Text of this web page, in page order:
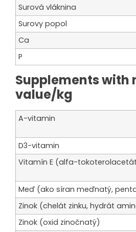
Surová vláknina
Surovy popol
Ca
P
Supplements
value/kg
A-vitamin
D3-vitamin
Vitamín E (alfa-
Meď (ako síran meďnatý,
Zinok (chelát zinku, hydrát
Zinok (oxid zinočnatý)